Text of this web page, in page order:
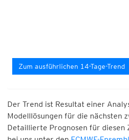
Zum ausführlichen 14-Tage-Trend
Der Trend ist Resultat einer
Modelllösungen für die nächsten
Detaillierte Prognosen für diesen